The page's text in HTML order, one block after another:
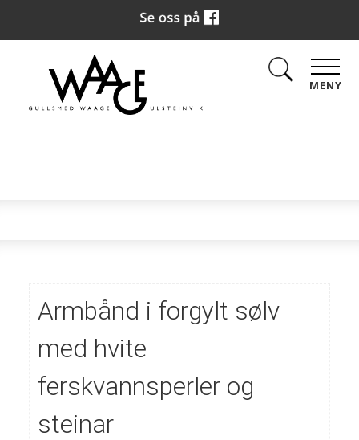
MENY
Armbånd i forgylt sølv
med hvite
ferskvannsperler og
steinar